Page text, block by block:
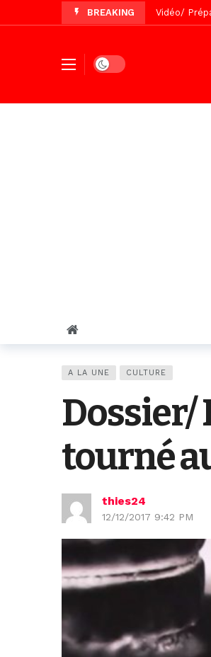
BREAKING Vidéo/
Vidéo/
Un
Vidéo/
Dark mode
A LA UNE CULTURE
Dossier/
tourné
thies24
12/12/2017 9:42 PM